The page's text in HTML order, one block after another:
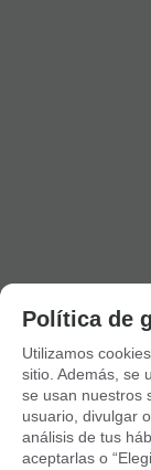
Política de
Utilizamos
sitio. Además, se
se usan nuestros
usuario, divulgar
análisis de tus
aceptarlas o